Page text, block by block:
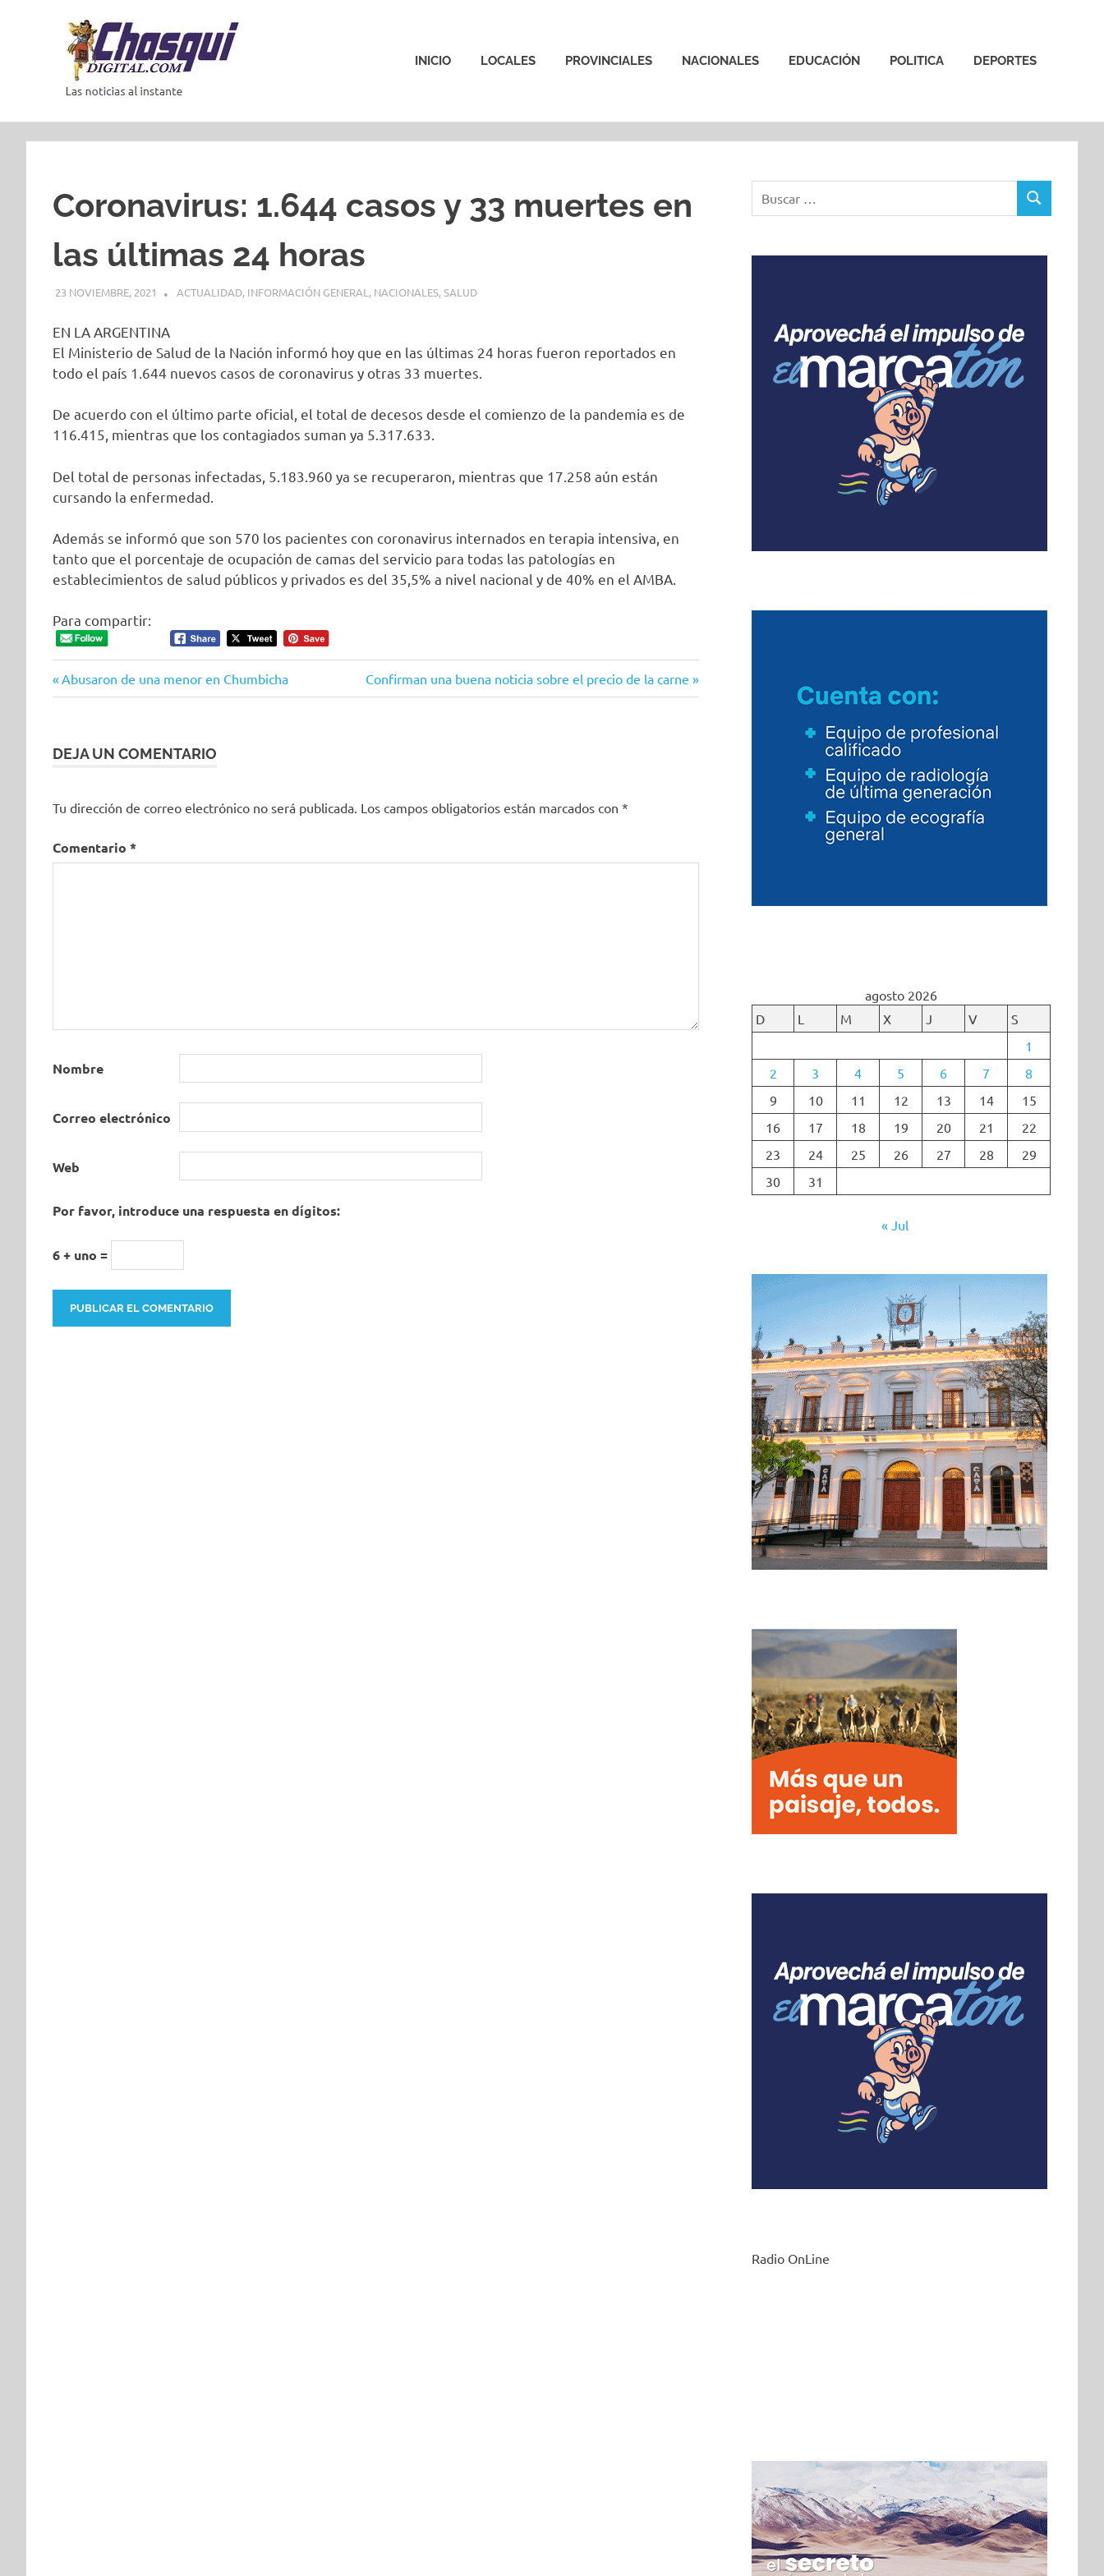
INICIO LOCALES PROVINCIALES NACIONALES EDUCACIÓN POLITICA DEPORTES
Coronavirus: 1.644 casos y 33 muertes en
las últimas 24 horas
23 NOVIEMBRE, 2021 ACTUALIDAD, INFORMACIÓN GENERAL , NACIONALES,SALUD
EN LA ARGENTINA
El Ministerio de Salud de la Nación informó hoy que en las últimas 24 horas fueron reportados en
todo el país 1.644 nuevos casos de coronavirus y otras 33 muertes.
De acuerdo con el último parte oficial, el total de decesos desde el comienzo de la pandemia es de
116.415, mientras que los contagiados suman ya 5.317.633.
Del total de personas infectadas, 5.183.960 ya se recuperaron, mientras que 17.258 aún están
cursando la enfermedad.
Además se informó que son 570 los pacientes con coronavirus internados en terapia intensiva, en
tanto que el porcentaje de ocupación de camas del servicio para todas las patologías en
establecimientos de salud públicos y privados es del 35,5% a nivel nacional y de 40% en el AMBA.
Para compartir:
Navegación
entradas
Entrada
anterior:
Abusaron de una menor en Chumbicha
Siguiente
entrada:
Confirman una buena noticia sobre el precio de la carne
DEJA UN COMENTARIO
Tu dirección de correo electrónico no será publicada. Los campos obligatorios están marcados con *
Comentario *
Nombre
Correo electrónico
Web
Por favor, introduce una respuesta en dígitos:
6 + uno =
BUSCAR
agosto 2026
D
L M X J V
S
1
2
3 4 5 6 7
8
9
10 11 12 13 14
15
16
17 18 19 20 21
22
23
24 25 26 27 28
29
30
31
« Jul
Radio OnLine